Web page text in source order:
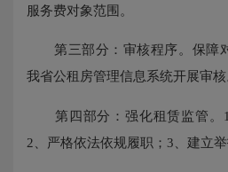
服务费对象范围。
第三部分：审核程序。保障
我省公租房管理信息系统开展审核
第四部分：强化租赁监管。1
2、严格依法依规履职；3、建立举